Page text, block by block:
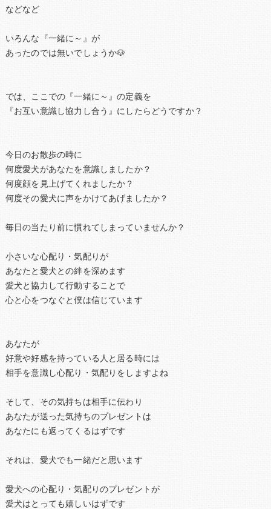
などなど
いろんな『一緒に～』が
あったのでは無いでしょうか🐶
では、ここでの『一緒に～』の定義を
『お互い意識し協力し合う』にしたらどうですか？
今日のお散歩の時に
何度愛犬があなたを意識しましたか？
何度顔を見上げてくれましたか？
何度その愛犬に声をかけてあげましたか？
毎日の当たり前に慣れてしまっていませんか？
小さいな心配り・気配りが
あなたと愛犬との絆を深めます
愛犬と協力して行動することで
心と心をつなぐと僕は信じています
あなたが
好意や好感を持っている人と居る時には
相手を意識し心配り・気配りをしますよね
そして、その気持ちは相手に伝わり
あなたが送った気持ちのプレゼントは
あなたにも返ってくるはずです
それは、愛犬でも一緒だと思います
愛犬への心配り・気配りのプレゼントが
愛犬はとっても嬉しいはずです